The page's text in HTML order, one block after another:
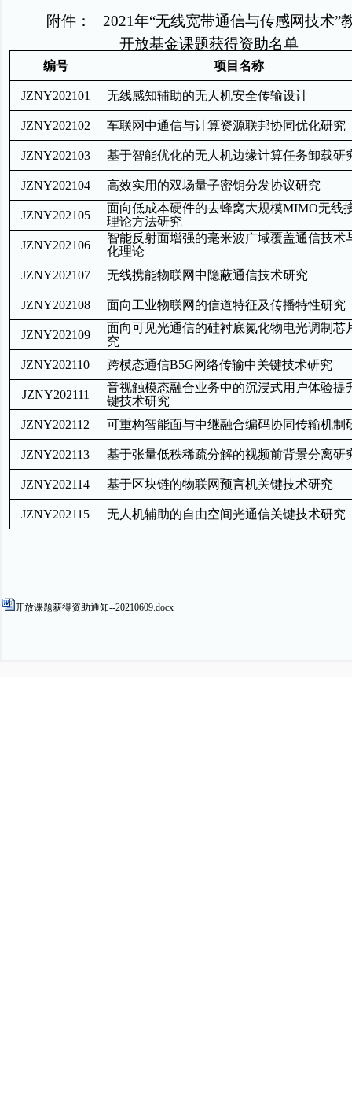
附件： 2021年“无线宽带通信与传感网技术”
开放基金课题获得资助名单
编号 项目名称
JZNY202101 无线感知辅助的无人机安全传输设计
JZNY202102 车联网中通信与计算资源联邦协同优化研究
JZNY202103 基于智能优化的无人机边缘计算任务卸载研
JZNY202104 高效实用的双场量子密钥分发协议研究
JZNY202105
面向低成本硬件的去蜂窝大规模MIMO无线
理论方法研究
JZNY202106
智能反射面增强的毫米波广域覆盖通信技术
化理论
JZNY202107
无线携能物联网中隐蔽通信技术研究
JZNY202108 面向工业物联网的信道特征及传播特性研究
JZNY202109
面向可见光通信的硅衬底氮化物电光调制芯
究
JZNY202110
跨模态通信B5G网络传输中关键技术研究
JZNY202111
音视触模态融合业务中的沉浸式用户体验提
键技术研究
JZNY202112
可重构智能面与中继融合编码协同传输机制
JZNY202113 基于张量低秩稀疏分解的视频前背景分离研
JZNY202114 基于区块链的物联网预言机关键技术研究
JZNY202115 无人机辅助的自由空间光通信关键技术研究
开放课题获得资助通知--20210609.docx